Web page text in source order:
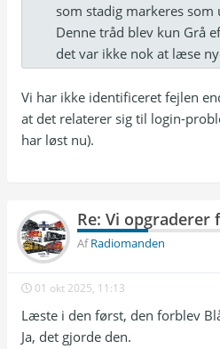
som stadig markeres som
Denne tråd blev kun Grå
det var ikke nok at læse
Vi har ikke identificeret fejlen
at det relaterer sig til login-
har løst nu).
Re: Vi
AfRadiomanden
01 okt 2025, 11:13
Læste i den først, den forblev
Ja, det gjorde den.